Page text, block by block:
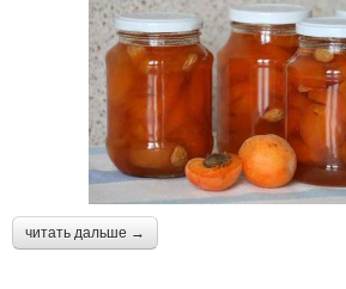
читать дальше →